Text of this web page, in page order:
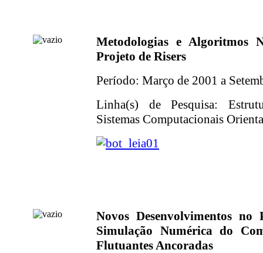
Metodologias e Algoritmos
Projeto de Risers
Período: Março de 2001 a
Linha(s) de Pesquisa:
Sistemas Computacionais
Novos Desenvolvimentos
Simulação Numérica do
Flutuantes Ancoradas